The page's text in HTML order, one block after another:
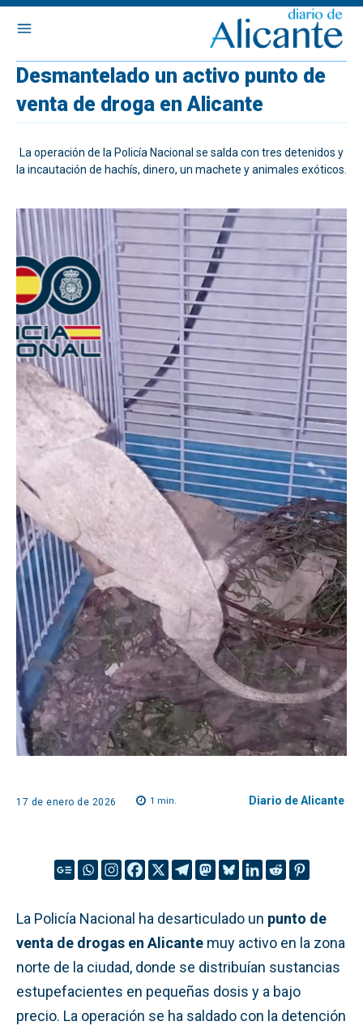
Desmantelado un activo punto de
venta de droga en Alicante
La operación de la Policía Nacional se salda con tres detenidos y
la incautación de hachís, dinero, un machete y animales exóticos.
17 de enero de 2026 1 min. Diario de Alicante
La Policía Nacional ha desarticulado un punto de
venta de drogas en Alicante muy activo en la zona
norte de la ciudad, donde se distribuían sustancias
estupefacientes en pequeñas dosis y a bajo
precio. La operación se ha saldado con la detención